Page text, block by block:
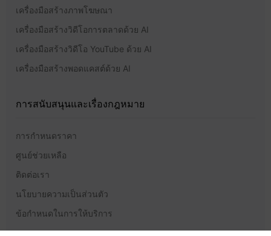
เครื่องมือสร้างภาพโฆษณา
เครื่องมือสร้างวิดีโอการตลาดด้วย AI
เครื่องมือสร้างวิดีโอ YouTube ด้วย AI
เครื่องมือสร้างพอดแคสต์ด้วย AI
การสนับสนุนและเรื่องกฎหมาย
การกำหนดราคา
ศูนย์ช่วยเหลือ
ติดต่อเรา
นโยบายความเป็นส่วนตัว
ข้อกำหนดในการให้บริการ